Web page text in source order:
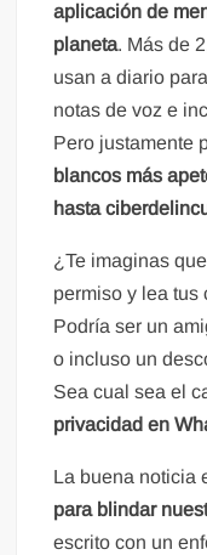
aplicación de
planeta. Más de
usan a diario
notas de voz e
Pero justamente
blancos más
hasta
¿Te imaginas
permiso y lea tus
Podría ser un
o incluso un
Sea cual sea el
privacidad en
La buena noticia
para blindar
escrito con un